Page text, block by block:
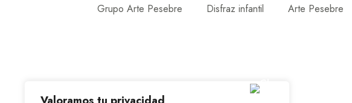
Grupo Arte Pesebre Disfraz infantil Arte Pesebre